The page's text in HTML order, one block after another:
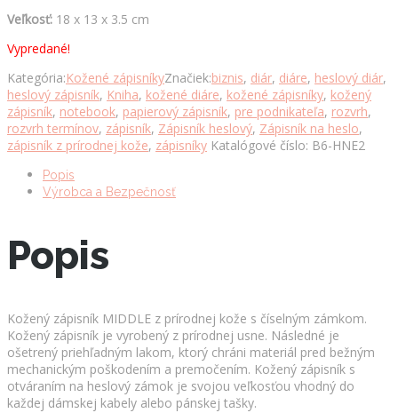
Veľkosť: 18 x 13 x 3.5 cm
Vypredané!
Kategória:Kožené zápisníkyZnačiek:biznis, diár, diáre, heslový diár,
heslový zápisník, Kniha, kožené diáre, kožené zápisníky, kožený
zápisník, notebook, papierový zápisník, pre podnikateľa, rozvrh,
rozvrh termínov, zápisník, Zápisník heslový, Zápisník na heslo,
zápisník z prírodnej kože, zápisníky Katalógové číslo: B6-HNE2
Popis
Výrobca a Bezpečnosť
Popis
Kožený zápisník MIDDLE z prírodnej kože s číselným zámkom.
Kožený zápisník je vyrobený z prírodnej usne. Následné je
ošetrený priehľadným lakom, ktorý chráni materiál pred bežným
mechanickým poškodením a premočením. Kožený zápisník s
otváraním na heslový zámok je svojou veľkosťou vhodný do
každej dámskej kabely alebo pánskej tašky.